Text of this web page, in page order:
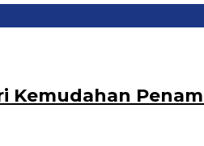
Kemudahan